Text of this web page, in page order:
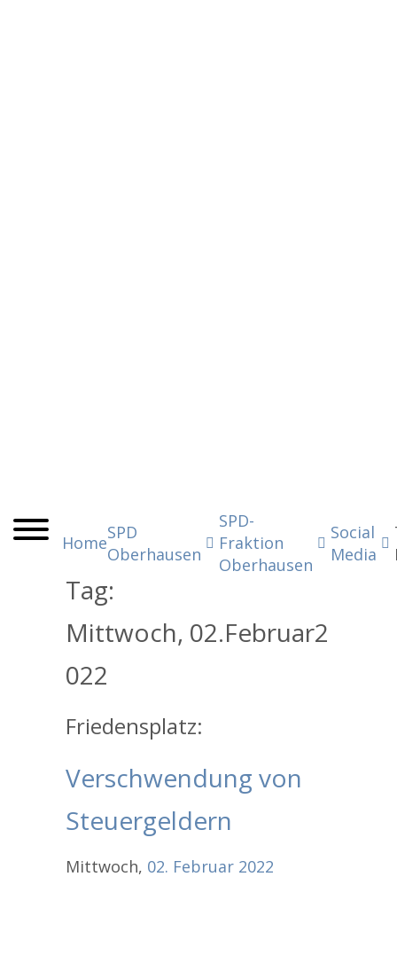
Home
SPD
Oberhausen
SPD-
Fraktion
Oberhausen
Social
Media
Tag:
Mittwoch, 02.Februar2
022
Friedensplatz:
Verschwendung von
Steuergeldern
Mittwoch, 02. Februar 2022